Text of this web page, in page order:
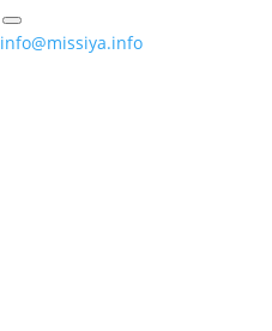
info@missiya.info